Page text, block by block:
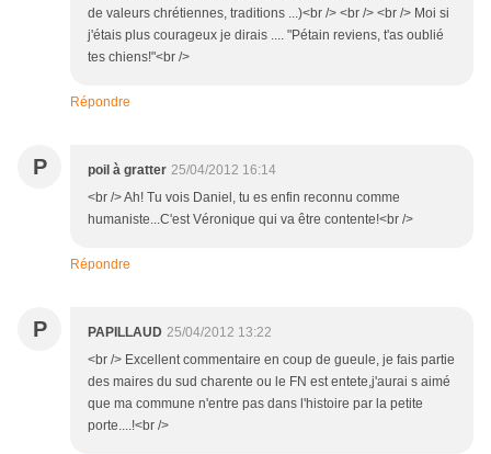
de valeurs chrétiennes, traditions ...)<br /> <br /> <br /> Moi si
j'étais plus courageux je dirais .... "Pétain reviens, t'as oublié
tes chiens!"<br />
Répondre
P poil à gratter 25/04/2012 16:14
<br /> Ah! Tu vois Daniel, tu es enfin reconnu comme
humaniste...C'est Véronique qui va être contente!<br />
Répondre
P PAPILLAUD 25/04/2012 13:22
<br /> Excellent commentaire en coup de gueule, je fais partie
des maires du sud charente ou le FN est entete,j'aurai s aimé
que ma commune n'entre pas dans l'histoire par la petite
porte....!<br />